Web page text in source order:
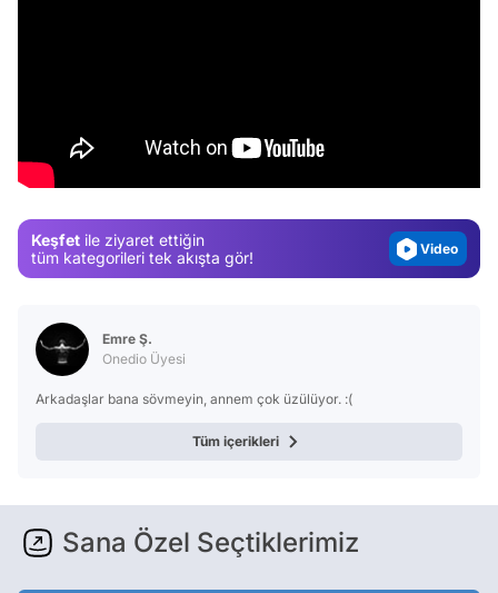
Keşfet ile ziyaret ettiğin
tüm kategorileri tek akışta gör!
Video
Emre Ş.
Onedio Üyesi
Arkadaşlar bana sövmeyin, annem çok üzülüyor. :(
Tüm içerikleri
Sana Özel Seçtiklerimiz